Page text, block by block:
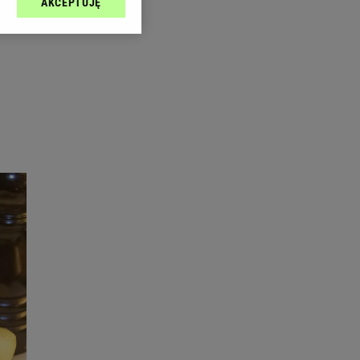
sp. z o.o., jej
Zmiana ustawień
celów identyfikacji.
reklam i treści,